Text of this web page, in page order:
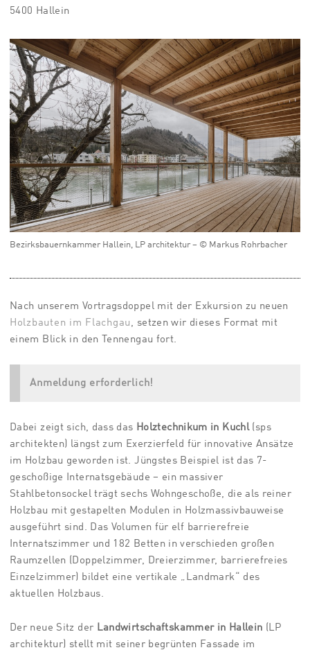
5400 Hallein
Bezirksbauernkammer Hallein, LP architektur – © Markus Rohrbacher
Nach unserem Vortragsdoppel mit der Exkursion zu neuen
Holzbauten im Flachgau
, setzen wir dieses Format mit
einem Blick in den Tennengau fort.
Anmeldung erforderlich!
Dabei zeigt sich, dass das Holztechnikum in Kuchl(sps
architekten) längst zum Exerzierfeld für innovative Ansätze
im Holzbau geworden ist. Jüngstes Beispiel ist das 7-
geschoßige Internatsgebäude – ein massiver
Stahlbetonsockel trägt sechs Wohngeschoße, die als reiner
Holzbau mit gestapelten Modulen in Holzmassivbauweise
ausgeführt sind. Das Volumen für elf barrierefreie
Internatszimmer und 182 Betten in verschieden großen
Raumzellen (Doppelzimmer, Dreierzimmer, barrierefreies
Einzelzimmer) bildet eine vertikale „Landmark“ des
aktuellen Holzbaus.
Der neue Sitz der Landwirtschaftskammer in Hallein (LP
architektur) stellt mit seiner begrünten Fassade im